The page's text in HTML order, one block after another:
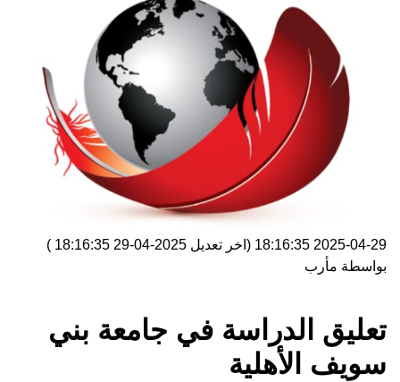
2025-04-29 18:16:35 (اخر تعديل 2025-04-29 18:16:35
)
بواسطة مأرب
تعليق الدراسة في جامعة بني
سويف الأهلية